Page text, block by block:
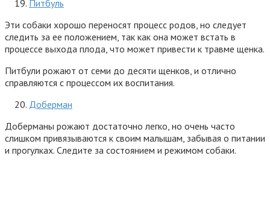
Питбуль
Эти собаки хорошо переносят процесс родов, но следует
следить за ее положением, так как она может встать в
процессе выхода плода, что может привести к травме щенка.
Питбули рожают от семи до десяти щенков, и отлично
справляются с процессом их воспитания.
Доберман
Доберманы рожают достаточно легко, но очень часто
слишком привязываются к своим малышам, забывая о питании
и прогулках. Следите за состоянием и режимом собаки.